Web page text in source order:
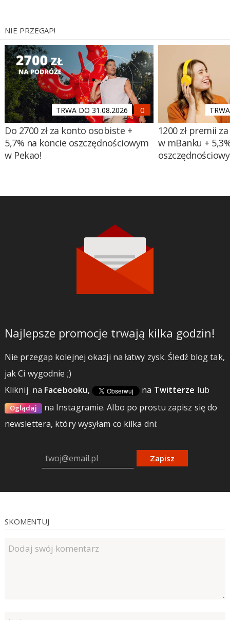
NIE PRZEGAP!
TRWA DO 31.08.2026
Do 2700 zł za konto osobiste +
5,7% na koncie oszczędnościowym
w Pekao!
1200 zł premii
w mBanku +
Najlepsze promocje trwają kilka godzin!
Nie przegap kolejnej okazji na łatwy zysk. Śledź blog tak,
jak Ci wygodnie ;)
Kliknij na Facebooku, na Twitterze lub
Oglądaj na Instagramie.Albo po prostu zapisz się do
newslettera, który wysyłam co kilka dni:
Zapisz
SKOMENTUJ